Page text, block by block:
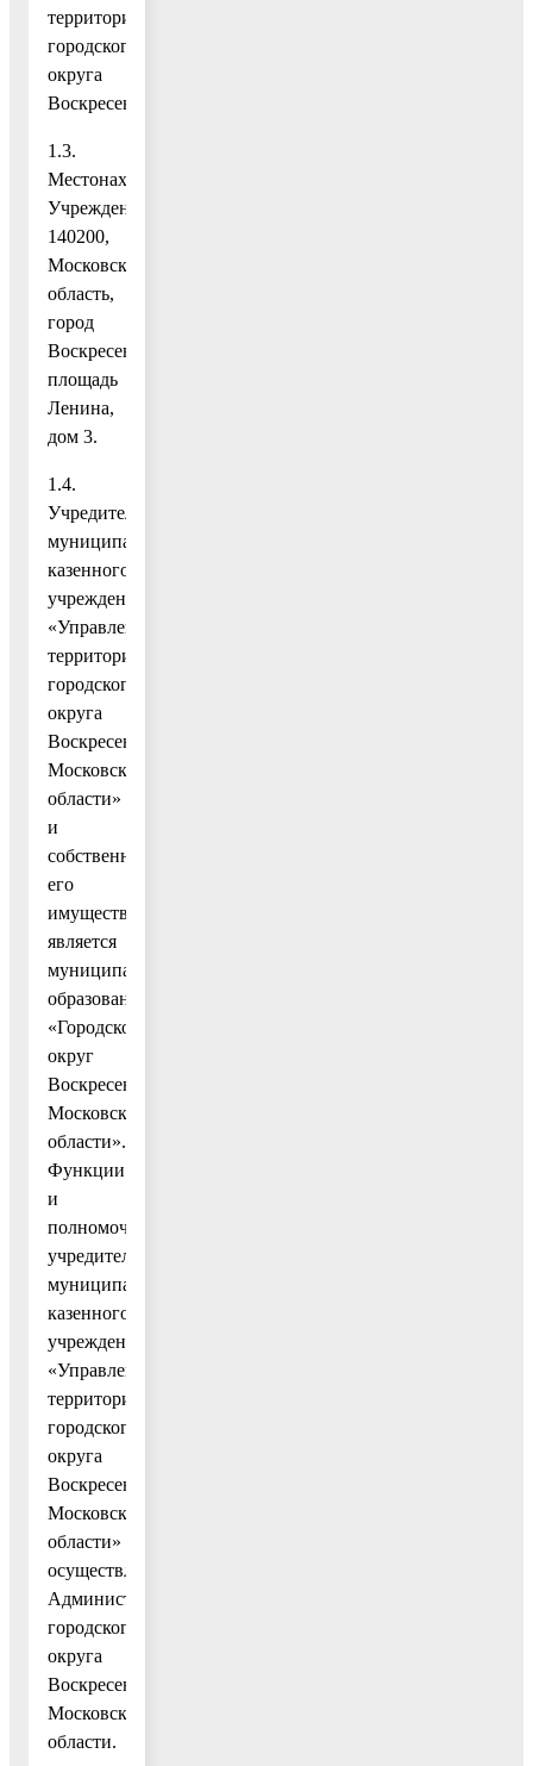
территорией
городского
округа
Воскресенск».
1.3.
Местонахождение
Учреждения:
140200,
Московская
область,
город
Воскресенск,
площадь
Ленина,
дом 3.
1.4.
Учредителем
муниципального
казенного
учреждения
«Управление
территорией
городского
округа
Воскресенск
Московской
области»
и
собственником
его
имущества
является
муниципальное
образование
«Городской
округ
Воскресенск
Московской
области».
Функции
и
полномочия
учредителя
муниципального
казенного
учреждения
«Управление
территорией
городского
округа
Воскресенск
Московской
области»
осуществляет
Администрация
городского
округа
Воскресенск
Московской
области.